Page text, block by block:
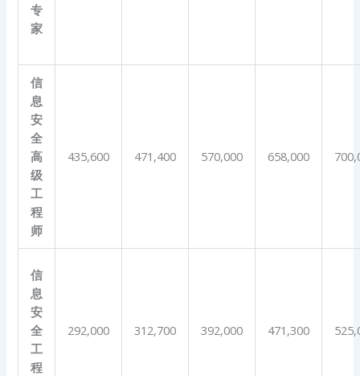
专
家
信
息
安
全
高
级
工
程
师
435,600 471,400 570,000 658,000
信
息
安
全
工
程
292,000 312,700 392,000 471,300